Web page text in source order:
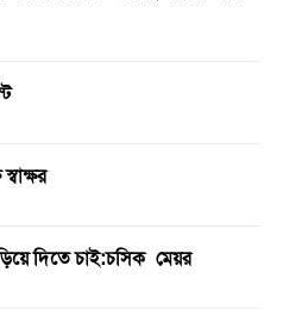
দিতে চাই:চসিক মেয়র